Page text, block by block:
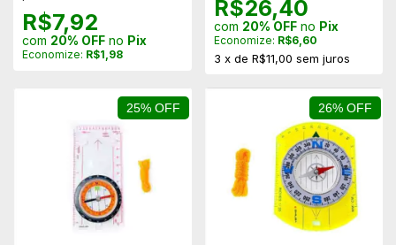
R$7,92
com 20% OFF no Pix
Economize: R$1,98
R$26,40
com 20% OFFno Pix
Economize: R$6,60
3 x de R$11,00 sem juros
25% OFF 26% OFF